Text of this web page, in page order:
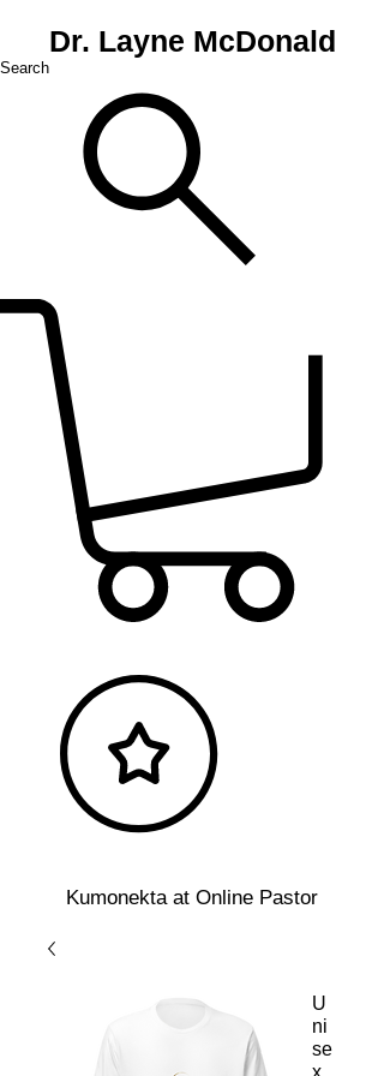
Dr. Layne McDonald
Search
Kumonekta at Online Pastor
U
ni
se
x